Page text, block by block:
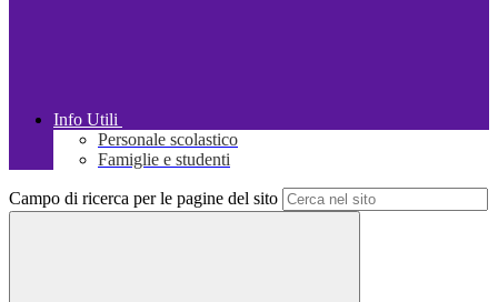
Info Utili
Personale scolastico
Famiglie e studenti
Campo di ricerca per le pagine del sito